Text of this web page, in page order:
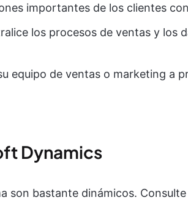
importantes de los clientes
los procesos de ventas y los
equipo de ventas o marketing a
Dynamics
son bastante dinámicos.